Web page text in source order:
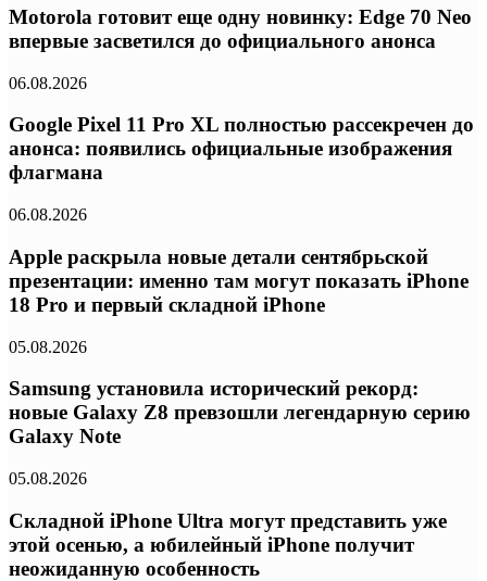
Motorola готовит еще одну новинку: Edge 70 Neo
впервые засветился до официального анонса
06.08.2026
Google Pixel 11 Pro XL полностью рассекречен до
анонса: появились официальные изображения
флагмана
06.08.2026
Apple раскрыла новые детали сентябрьской
презентации: именно там могут показать iPhone
18 Pro и первый складной iPhone
05.08.2026
Samsung установила исторический рекорд:
новые Galaxy Z8 превзошли легендарную серию
Galaxy Note
05.08.2026
Складной iPhone Ultra могут представить уже
этой осенью, а юбилейный iPhone получит
неожиданную особенность